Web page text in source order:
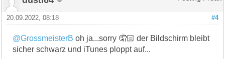
#4
20.09.2022, 08:18
@GrossmeisterB oh ja...sorry 🤦🏻 der Bildschirm bleibt
sicher schwarz und iTunes ploppt auf...